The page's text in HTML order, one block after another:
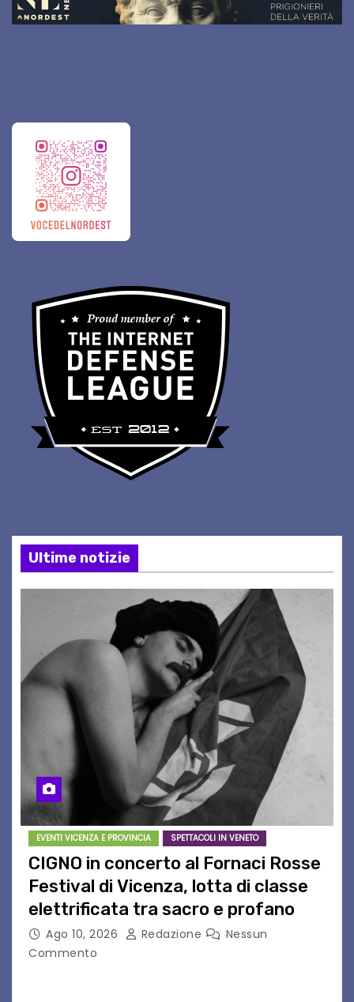
Ultime notizie
EVENTI VICENZA E PROVINCIA SPETTACOLI IN VENETO
CIGNO in concerto al Fornaci Rosse
Festival di Vicenza, lotta di classe
elettrificata tra sacro e profano
Ago 10, 2026 Redazione
Nessun
Commento